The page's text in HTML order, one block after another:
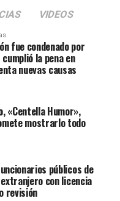
VIDEOS
fue condenado por
la pena en
nuevas causas
«Centella Humor»,
mostrarlo todo
públicos de
con licencia
revisión